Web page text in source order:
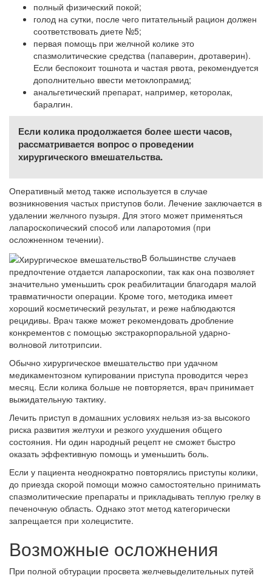
полный физический покой;
голод на сутки, после чего питательный рацион должен
соответствовать диете №5;
первая помощь при желчной колике это
спазмолитические средства (папаверин, дротаверин).
Если беспокоит тошнота и частая рвота, рекомендуется
дополнительно ввести метоклопрамид;
анальгетический препарат, например, кеторолак,
баралгин.
Если колика продолжается более шести часов,
рассматривается вопрос о проведении
хирургического вмешательства.
Оперативный метод также используется в случае
возникновения частых приступов боли. Лечение заключается в
удалении желчного пузыря. Для этого может применяться
лапароскопический способ или лапаротомия (при
осложненном течении).
В большинстве случаев
предпочтение отдается лапароскопии, так как она позволяет
значительно уменьшить срок реабилитации благодаря малой
травматичности операции. Кроме того, методика имеет
хороший косметический результат, и реже наблюдаются
рецидивы. Врач также может рекомендовать дробление
конкрементов с помощью экстракорпоральной ударно-
волновой литотрипсии.
Обычно хирургическое вмешательство при удачном
медикаментозном купировании приступа проводится через
месяц. Если колика больше не повторяется, врач принимает
выжидательную тактику.
Лечить приступ в домашних условиях нельзя из-за высокого
риска развития желтухи и резкого ухудшения общего
состояния. Ни один народный рецепт не сможет быстро
оказать эффективную помощь и уменьшить боль.
Если у пациента неоднократно повторялись приступы колики,
до приезда скорой помощи можно самостоятельно принимать
спазмолитические препараты и прикладывать теплую грелку в
печеночную область. Однако этот метод категорически
запрещается при холецистите.
Возможные осложнения
При полной обтурации просвета желчевыделительных путей